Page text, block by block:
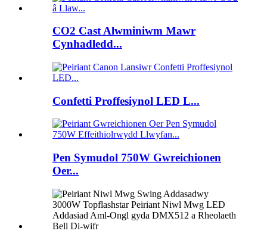
CO2 Cast Alwminiwm Mawr
Cynhadledd...
Confetti Proffesiynol LED L...
Pen Symudol 750W Gwreichionen
Oer...